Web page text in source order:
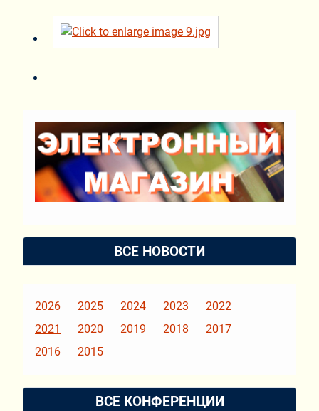
ВСЕ НОВОСТИ
2026 2025 2024 2023
2022
2021
2020 2019 2018
2017
2016
2015
ВСЕ КОНФЕРЕНЦИИ